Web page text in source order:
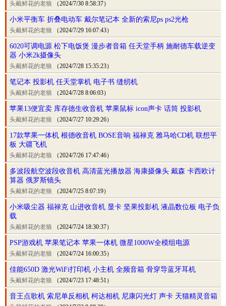
头戴鲜花的老狼 （2024/7/30 8:58:37）
小米平衡车 折叠电动车 戴尔笔记本 全新的索尼ps ps2光枪
头戴鲜花的老狼 （2024/7/29 16:07:43）
6020可调电源 松下电饭煲 漫步者音箱 任天堂手柄 施耐德车载逆变
器 小米2k摄像头
头戴鲜花的老狼 （2024/7/28 15:35:23）
笔记本 投影机 任天堂掌机 电子书 缝纫机
头戴鲜花的老狼 （2024/7/28 8:06:03）
苹果13便宜卖 库存德生收音机 苹果鼠标 icon声卡 话筒 投影机
头戴鲜花的老狼 （2024/7/27 10:29:26）
17款苹果一体机 根德收音机 BOSE音响 福禄克 雅马哈CD机 联想平
板 大疆飞机
头戴鲜花的老狼 （2024/7/26 17:47:46）
多波段航空波段收音机 高清蓝光播放器 海康摄像头 戴森 卡西欧计
算器 俄罗斯镜头
头戴鲜花的老狼 （2024/7/25 8:07:19）
小米吸尘器 福禄克 山进收音机 显卡 坚果投影机 液晶数位板 电子负
载
头戴鲜花的老狼 （2024/7/24 18:30:37）
PSP游戏机 苹果笔记本 苹果一体机 微星1000W全模组电源
头戴鲜花的老狼 （2024/7/24 16:00:35）
佳能650D 激光WiFi打印机 小主机 全频音箱 骨穿导蓝牙耳机
头戴鲜花的老狼 （2024/7/23 17:48:51）
音王点歌机 索尼单反相机 柯达相机 尼康闪光灯 声卡 天猫精灵音箱